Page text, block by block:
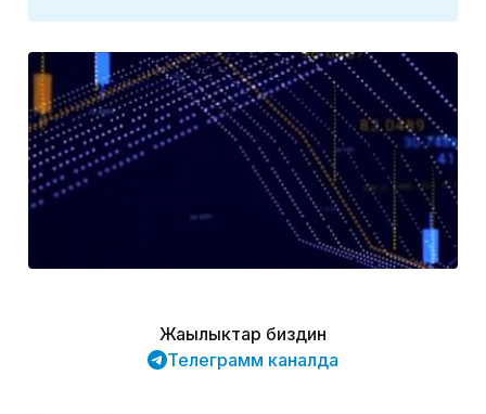
Жаңылыктар биздин
Телеграмм каналда